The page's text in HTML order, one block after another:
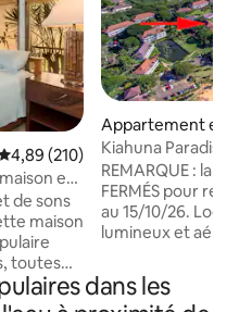
moyenne sur la
4,89 (210)
en
de sons
maison
Appartement en
⋅ Koloa
Kiahuna Paradise
mer et piscine
REMARQUE : la
FERMÉS pour
au 15/10/26.
lumineux et aéré,
pas de Poipu
maison
dans les